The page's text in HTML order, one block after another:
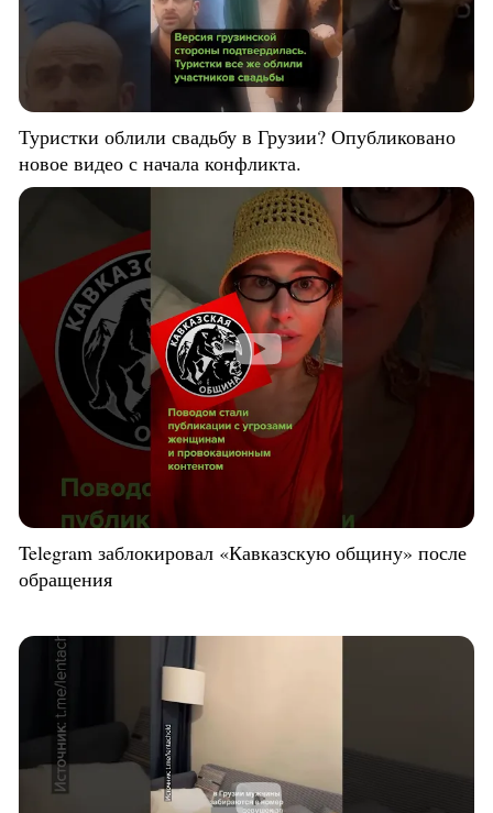
Туристки облили свадьбу в Грузии? Опубликовано
новое видео с начала конфликта.
Telegram заблокировал «Кавказскую общину» после
обращения